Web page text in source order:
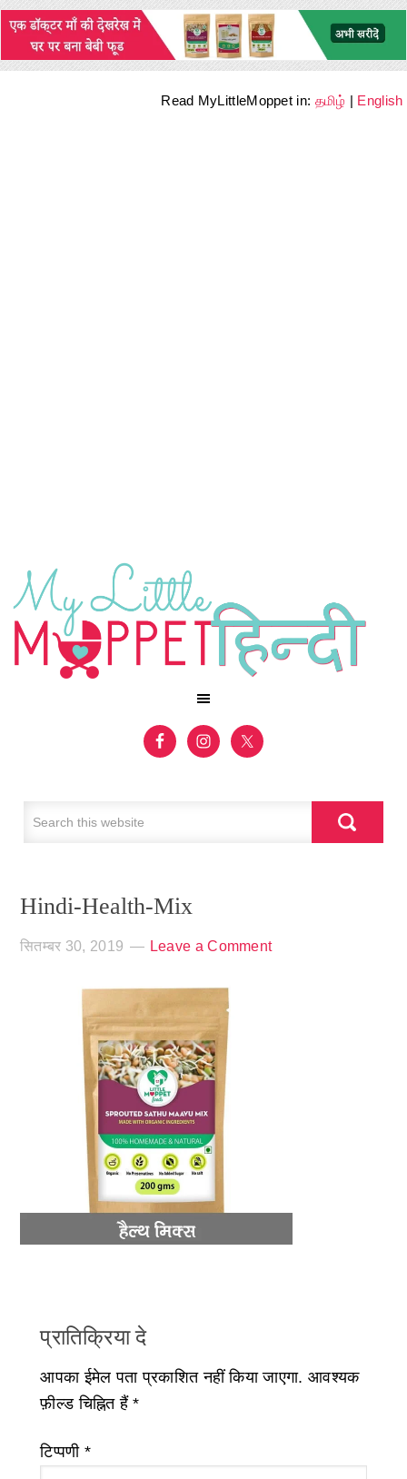
Read MyLittleMoppet in: தமிழ் | English
Hindi-Health-Mix
सितम्बर 30, 2019 Leave a Comment
प्रातिक्रिया दे
आपका ईमेल पता प्रकाशित नहीं किया जाएगा. आवश्यक
फ़ील्ड चिह्नित हैं*
टिप्पणी *